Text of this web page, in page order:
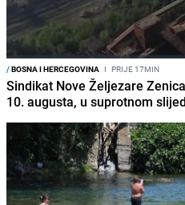
/BOSNA I HERCEGOVINA I PRIJE 17MIN
Sindikat Nove Željezare
10. augusta, u suprotnom